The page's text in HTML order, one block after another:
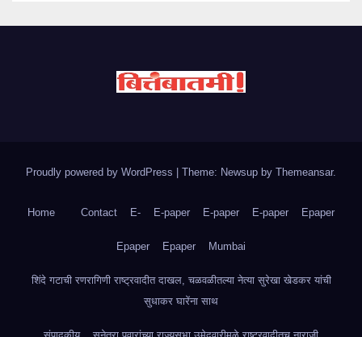
Proudly powered by WordPress | Theme: Newsup by Themeansar.
Home Contact E- E-paper E-paper E-paper Epaper
Epaper Epaper Mumbai
शिंदे गटाची रणरागिणी राष्ट्रवादीत दाखल, चळवळीतल्या नेत्या सुरेखा खेडकर यांची
सुधाकर घारेंना साथ